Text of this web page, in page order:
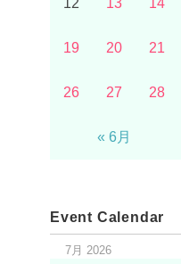
12 13 14
19 20 21
26 27 28
« 6月
Event Calendar
7月 2026